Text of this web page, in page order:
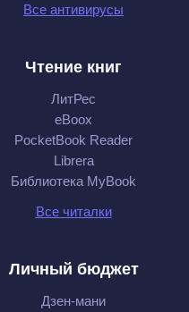
Все антивирусы
Чтение книг
ЛитРес
eBoox
PocketBook Reader
Librera
Библиотека MyBook
Все читалки
Личный бюджет
Дзен-мани